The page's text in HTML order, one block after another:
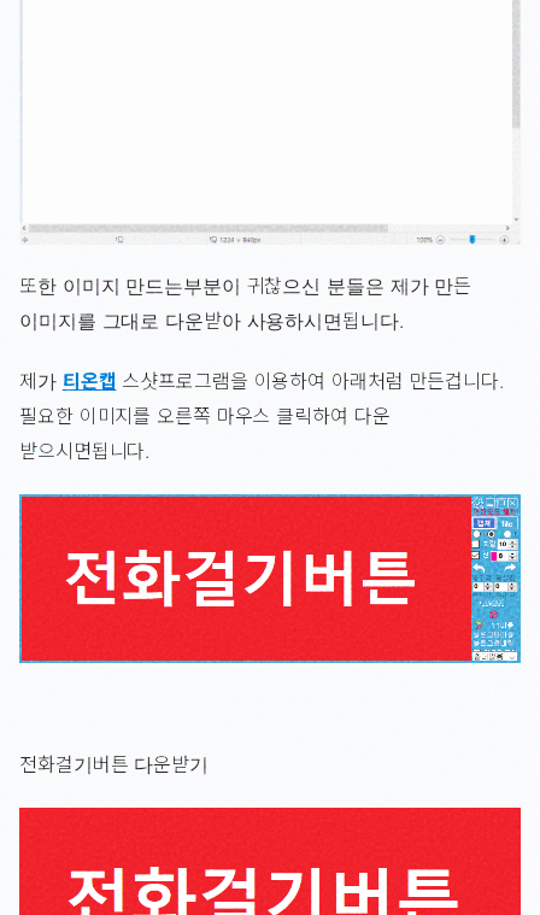
또한 이미지 만드는부분이 귀찮으신 분들은 제가 만든
이미지를 그대로 다운받아 사용하시면됩니다.
제가 티온캡 스샷프로그램을 이용하여 아래처럼 만든겁니다.
필요한 이미지를 오른쪽 마우스 클릭하여 다운
받으시면됩니다.
전화걸기버튼 다운받기